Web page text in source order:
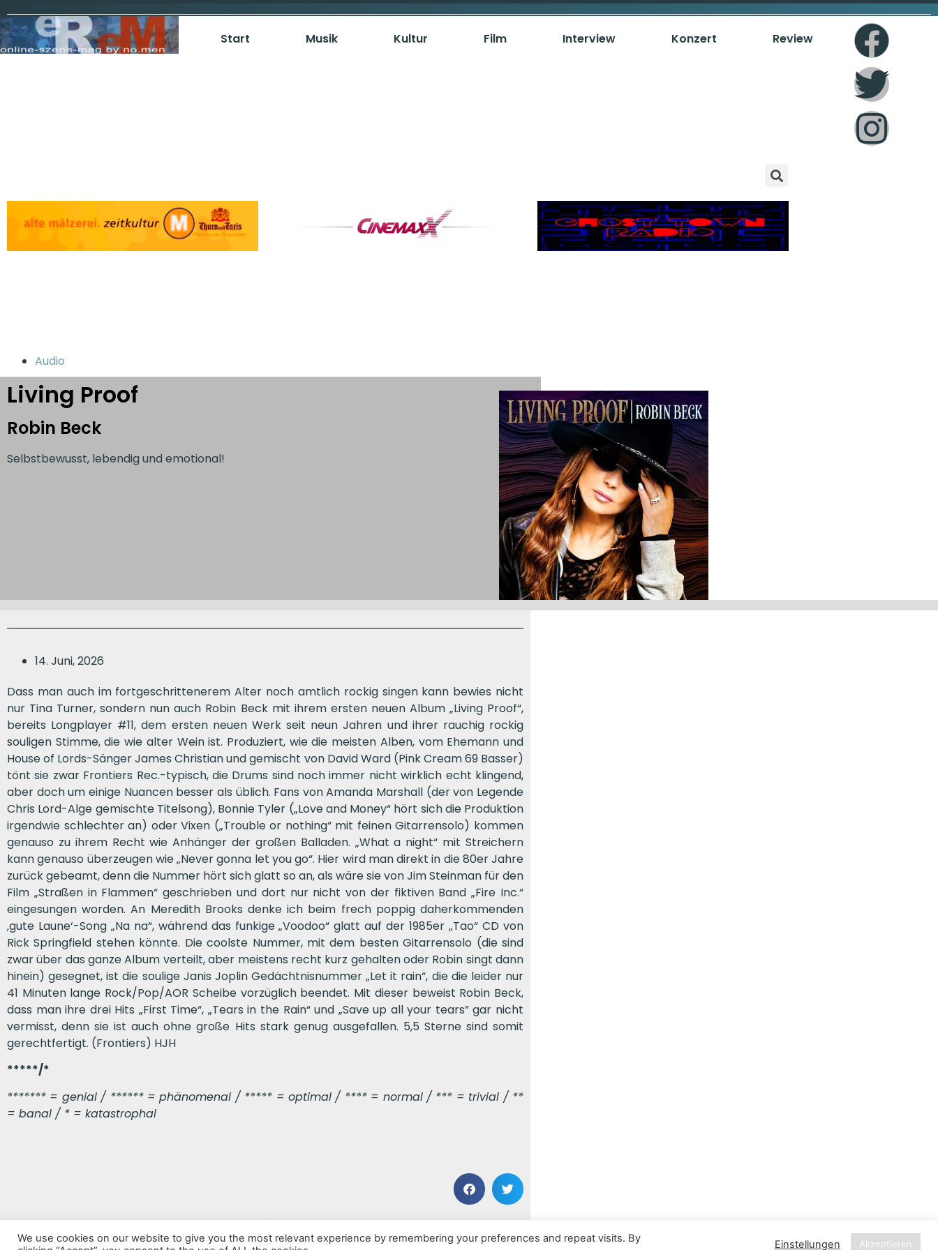
Start Musik Kultur Film Interview Konzert Review
Audio
Living Proof
Robin Beck
Selbstbewusst, lebendig und emotional!
14. Juni, 2026
Dass man auch im fortgeschrittenerem Alter noch amtlich rockig singen kann bewies nicht
nur Tina Turner, sondern nun auch Robin Beck mit ihrem ersten neuen Album „Living Proof“,
bereits Longplayer #11, dem ersten neuen Werk seit neun Jahren und ihrer rauchig rockig
souligen Stimme, die wie alter Wein ist. Produziert, wie die meisten Alben, vom Ehemann und
House of Lords-Sänger James Christian und gemischt von David Ward (Pink Cream 69 Basser)
tönt sie zwar Frontiers Rec.-typisch, die Drums sind noch immer nicht wirklich echt klingend,
aber doch um einige Nuancen besser als üblich. Fans von Amanda Marshall (der von Legende
Chris Lord-Alge gemischte Titelsong), Bonnie Tyler („Love and Money“ hört sich die Produktion
irgendwie schlechter an) oder Vixen („Trouble or nothing“ mit feinen Gitarrensolo) kommen
genauso zu ihrem Recht wie Anhänger der großen Balladen. „What a night“ mit Streichern
kann genauso überzeugen wie „Never gonna let you go“. Hier wird man direkt in die 80er Jahre
zurück gebeamt, denn die Nummer hört sich glatt so an, als wäre sie von Jim Steinman für den
Film „Straßen in Flammen“ geschrieben und dort nur nicht von der fiktiven Band „Fire Inc.“
eingesungen worden. An Meredith Brooks denke ich beim frech poppig daherkommenden
‚gute Laune‘-Song „Na na“, während das funkige „Voodoo“ glatt auf der 1985er „Tao“ CD von
Rick Springfield stehen könnte. Die coolste Nummer, mit dem besten Gitarrensolo (die sind
zwar über das ganze Album verteilt, aber meistens recht kurz gehalten oder Robin singt dann
hinein) gesegnet, ist die soulige Janis Joplin Gedächtnisnummer „Let it rain“, die die leider nur
41 Minuten lange Rock/Pop/AOR Scheibe vorzüglich beendet. Mit dieser beweist Robin Beck,
dass man ihre drei Hits „First Time“, „Tears in the Rain“ und „Save up all your tears” gar nicht
vermisst, denn sie ist auch ohne große Hits stark genug ausgefallen. 5,5 Sterne sind somit
gerechtfertigt. (Frontiers) HJH
*****/*
******* = genial / ****** = phänomenal / ***** = optimal / **** = normal / *** = trivial / **
= banal / * = katastrophal
The New World The Thread
We use cookies on our website to give you the most relevant experience by remembering your preferences and repeat visits. By
Einstellungen Akzeptieren